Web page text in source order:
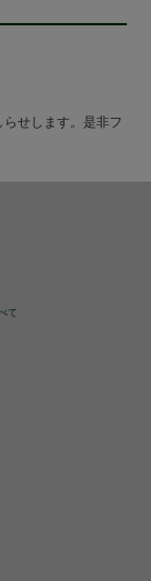
せします。是非フ
て